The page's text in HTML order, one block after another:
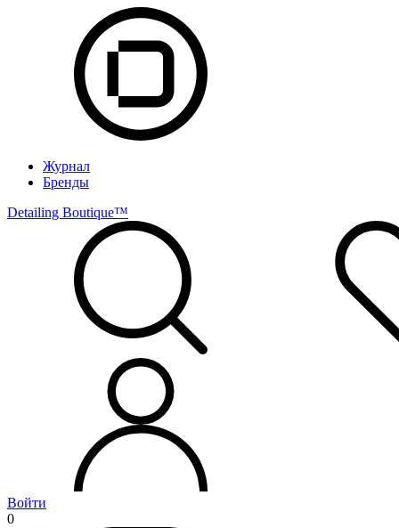
Журнал
Бренды
Detailing Boutique™️
Войти
0